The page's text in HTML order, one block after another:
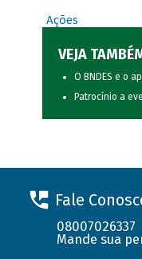
Ações
VEJA
O BNDES e o
Patrocínio a
Fale
08007026337
Mande sua